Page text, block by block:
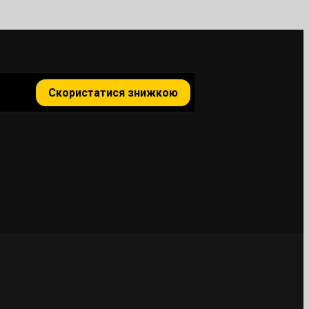
Скористатися знижкою